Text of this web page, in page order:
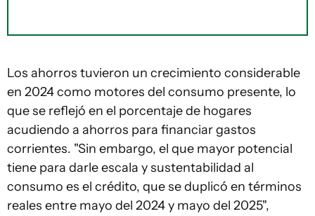
Los ahorros tuvieron un crecimiento considerable
en 2024 como motores del consumo presente, lo
que se reflejó en el porcentaje de hogares
acudiendo a ahorros para financiar gastos
corrientes. "Sin embargo, el que mayor potencial
tiene para darle escala y sustentabilidad al
consumo es el crédito, que se duplicó en términos
reales entre mayo del 2024 y mayo del 2025",